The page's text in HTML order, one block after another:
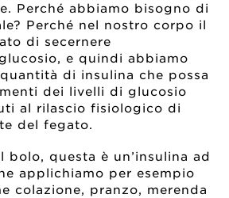
Perché abbiamo bisogno di
Perché nel nostro corpo il
di secernere
e quindi abbiamo
di insulina che possa
dei livelli di glucosio
al rilascio fisiologico di
del fegato.
bolo, questa è un’insulina ad
applichiamo per esempio
colazione, pranzo, merenda